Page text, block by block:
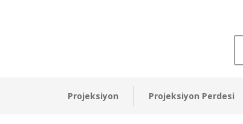
Projeksiyon Projeksiyon Perdesi